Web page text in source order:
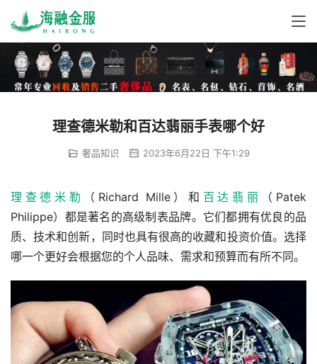
理查德米勒和百达翡丽手表哪个好
奢品知识 2023年6月22日 下午1:29
理查德米勒 （Richard Mille）和 百达翡丽
（Patek
Philippe）都是著名的高级制表品牌。它们都拥有优良的品
质、技术和创新，同时也具有很高的收藏和投资价值。选择
哪一个更好会根据您的个人品味、需求和预算而有所不同。